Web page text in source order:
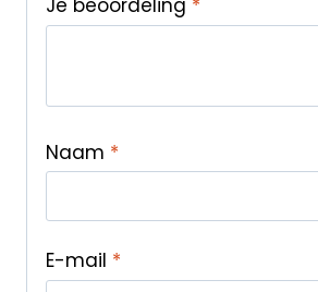
Je beoordeling *
Naam *
E-mail *